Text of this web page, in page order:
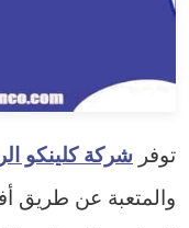
توفر شركة كلينكو
والمتعبة عن طريق